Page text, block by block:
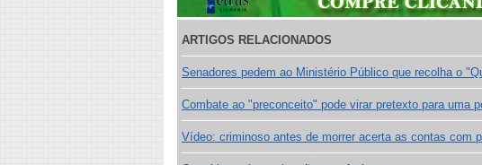
ARTIGOS RELACIONADOS
Senadores pedem ao Ministério Público que recolha o
Combate ao "preconceito" pode virar pretexto para uma
Vídeo: criminoso antes de morrer acerta as contas com